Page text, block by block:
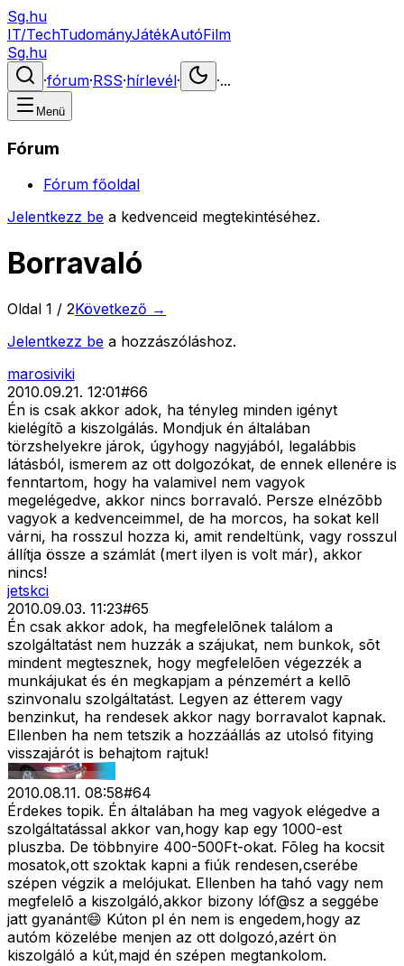
Sg.hu
IT/TechTudományJátékAutóFilm
Sg.hu
·fórum·RSS·hírlevél· ·...
Menü
Fórum
Fórum főoldal
Jelentkezz be a kedvenceid megtekintéséhez.
Borravaló
Oldal 1 / 2Következő →
Jelentkezz be a hozzászóláshoz.
marosiviki
2010.09.21. 12:01#66
Én is csak akkor adok, ha tényleg minden igényt
kielégítõ a kiszolgálás. Mondjuk én általában
törzshelyekre járok, úgyhogy nagyjából, legalábbis
látásból, ismerem az ott dolgozókat, de ennek ellenére is
fenntartom, hogy ha valamivel nem vagyok
megelégedve, akkor nincs borravaló. Persze elnézõbb
vagyok a kedvenceimmel, de ha morcos, ha sokat kell
várni, ha rosszul hozza ki, amit rendeltünk, vagy rosszul
állítja össze a számlát (mert ilyen is volt már), akkor
nincs!
jetskci
2010.09.03. 11:23#65
Én csak akkor adok, ha megfelelõnek találom a
szolgáltatást nem huzzák a szájukat, nem bunkok, sõt
mindent megtesznek, hogy megfelelõen végezzék a
munkájukat és én megkapjam a pénzemért a kellõ
szinvonalu szolgáltatást. Legyen az étterem vagy
benzinkut, ha rendesek akkor nagy borravalot kapnak.
Ellenben ha nem tetszik a hozzáállás az utolsó fitying
visszajárót is behajtom rajtuk!
2010.08.11. 08:58#64
Érdekes topik. Én általában ha meg vagyok elégedve a
szolgáltatással akkor van,hogy kap egy 1000-est
pluszba. De többnyire 400-500Ft-okat. Fõleg ha kocsit
mosatok,ott szoktak kapni a fiúk rendesen,cserébe
szépen végzik a melójukat. Ellenben ha tahó vagy nem
megfelelõ a kiszolgáló,akkor bizony lóf@sz a seggébe
jatt gyanánt😄 Kúton pl én nem is engedem,hogy az
autóm közelébe menjen az ott dolgozó,azért ön
kiszolgáló a kút,majd én szépen megtankolom.